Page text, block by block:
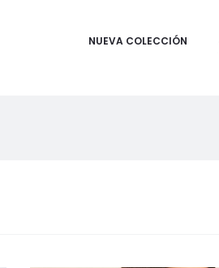
NUEVA COLECCIÓN